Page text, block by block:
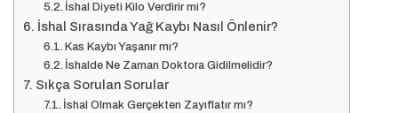
İshal Diyeti Kilo Verdirir mi?
İshal Sırasında Yağ Kaybı Nasıl Önlenir?
Kas Kaybı Yaşanır mı?
İshalde Ne Zaman Doktora Gidilmelidir?
Sıkça Sorulan Sorular
İshal Olmak Gerçekten Zayıflatır mı?